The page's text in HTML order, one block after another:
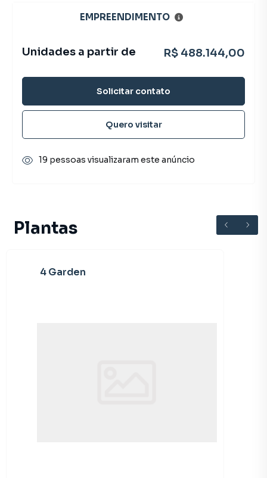
Plantas
4 Garden
EMPREENDIMENTO
Unidades a partir de R$ 488.144,00
Solicitar contato
Quero visitar
19 pessoas visualizaram este anúncio